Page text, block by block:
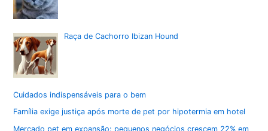
Raça de Cachorro Ibizan Hound
Cuidados indispensáveis para o bem
Família exige justiça após morte de pet por hipotermia em hotel
Mercado pet em expansão: pequenos negócios crescem 22% em